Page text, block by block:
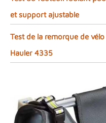
et support ajustable
Test de la remorque de
Hauler 4335